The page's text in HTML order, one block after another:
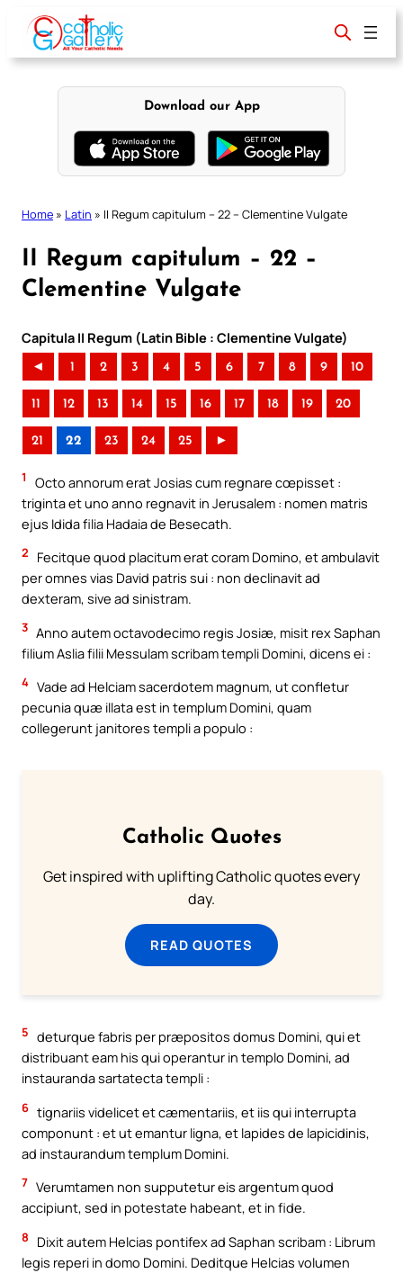
content
Download our App
Home » Latin » II Regum capitulum – 22 – Clementine Vulgate
II Regum capitulum – 22 –
Clementine Vulgate
Capitula II Regum (Latin Bible : Clementine Vulgate)
◄ 1 2 3 4 5 6 7 8 9 10
11 12 13 14 15 16 17 18 19 20
21 22 23 24 25 ►
1
Octo annorum erat Josias cum regnare cœpisset :
triginta et uno anno regnavit in Jerusalem : nomen matris
ejus Idida filia Hadaia de Besecath.
2
Fecitque quod placitum erat coram Domino, et ambulavit
per omnes vias David patris sui : non declinavit ad
dexteram, sive ad sinistram.
3 Anno autem octavodecimo regis Josiæ, misit rex Saphan
filium Aslia filii Messulam scribam templi Domini, dicens ei :
4 Vade ad Helciam sacerdotem magnum, ut confletur
pecunia quæ illata est in templum Domini, quam
collegerunt janitores templi a populo :
Catholic Quotes
Get inspired with uplifting Catholic quotes every
day.
READ QUOTES
5 deturque fabris per præpositos domus Domini, qui et
distribuant eam his qui operantur in templo Domini, ad
instauranda sartatecta templi :
6 tignariis videlicet et cæmentariis, et iis qui interrupta
componunt : et ut emantur ligna, et lapides de lapicidinis,
ad instaurandum templum Domini.
7 Verumtamen non supputetur eis argentum quod
accipiunt, sed in potestate habeant, et in fide.
8
Dixit autem Helcias pontifex ad Saphan scribam : Librum
legis reperi in domo Domini. Deditque Helcias volumen